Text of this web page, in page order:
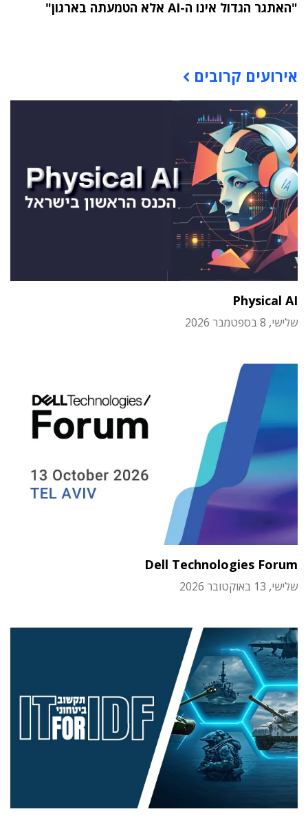
"האתגר הגדול אינו ה-AI אלא הטמעתה בארגון"
אירועים קרובים
Physical AI
שלישי, 8 בספטמבר 2026
Dell Technologies Forum
שלישי, 13 באוקטובר 2026